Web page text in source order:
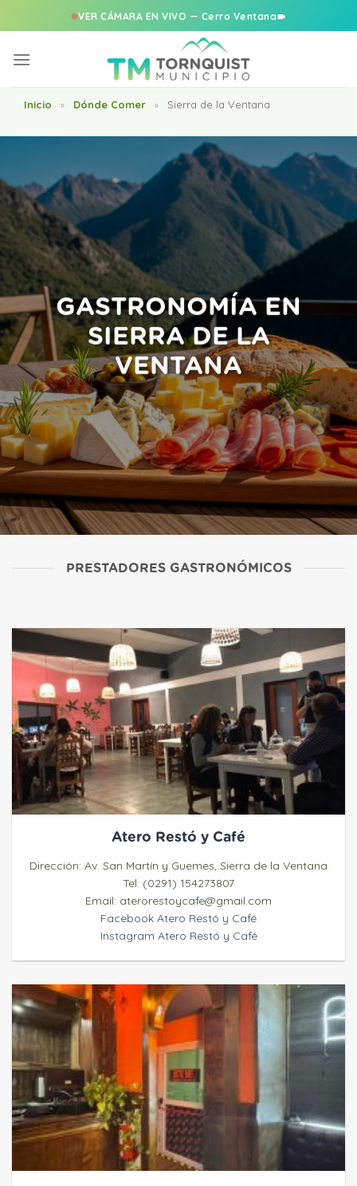
VER CÁMARA EN VIVO — Cerro Ventana
Inicio » Dónde Comer » Sierra de la Ventana
GASTRONOMÍA EN
SIERRA DE LA
VENTANA
PRESTADORES GASTRONÓMICOS
Atero Restó y Café
Dirección: Av. San Martín y Guemes, Sierra de la Ventana
Tel: (0291) 154273807
Email: aterorestoycafe@gmail.com
Facebook Atero Restó y Café
Instagram Atero Restó y Café